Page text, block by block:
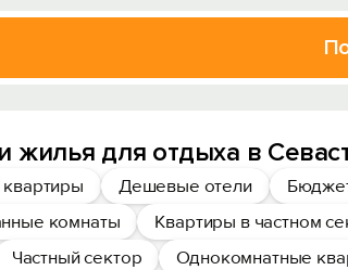
жилья для отдыха в
Дешевые отели
комнаты
Квартиры в частном
Частный сектор Однокомнатные